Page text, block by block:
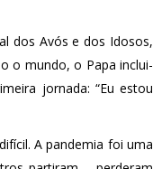
dos Avós e dos Idosos,
o mundo, o Papa inclui-
jornada: “Eu estou
A pandemia foi uma